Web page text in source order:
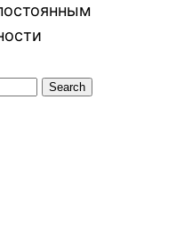
Search